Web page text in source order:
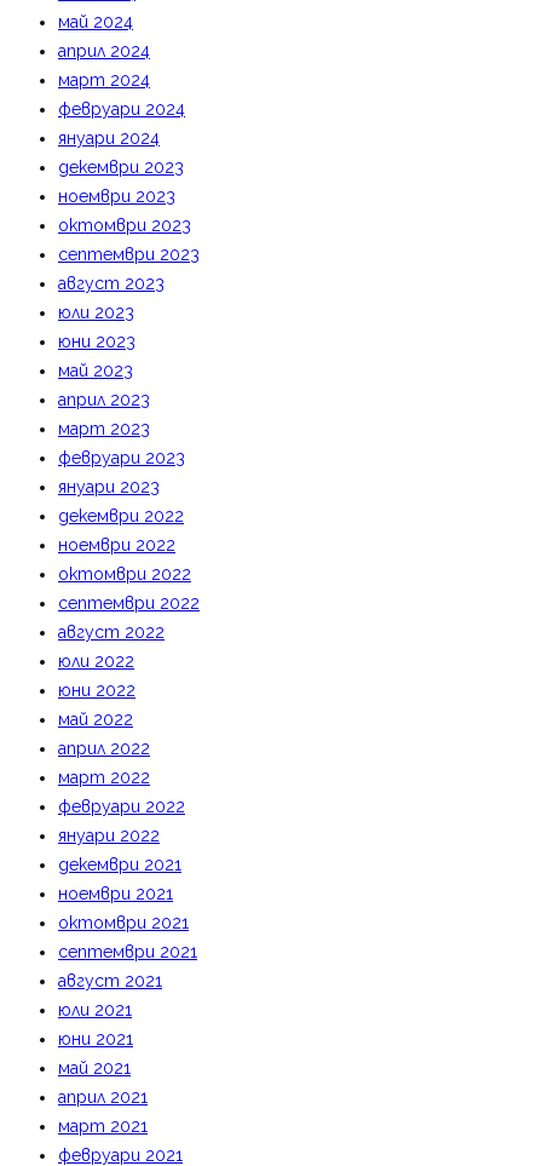
май 2024
април 2024
март 2024
февруари 2024
януари 2024
декември 2023
ноември 2023
октомври 2023
септември 2023
август 2023
юли 2023
юни 2023
май 2023
април 2023
март 2023
февруари 2023
януари 2023
декември 2022
ноември 2022
октомври 2022
септември 2022
август 2022
юли 2022
юни 2022
май 2022
април 2022
март 2022
февруари 2022
януари 2022
декември 2021
ноември 2021
октомври 2021
септември 2021
август 2021
юли 2021
юни 2021
май 2021
април 2021
март 2021
февруари 2021